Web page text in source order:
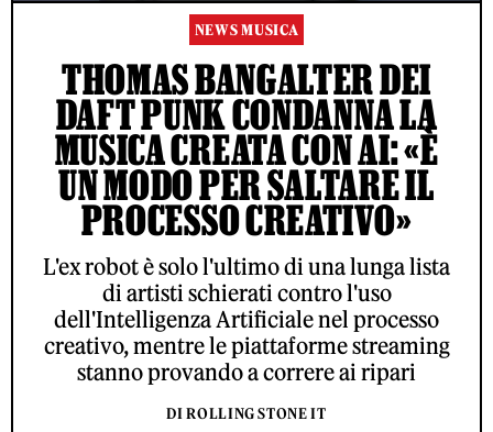
NEWS MUSICA
THOMAS BANGALTER DEI
DAFT PUNK CONDANNA LA
MUSICA CREATA CON AI: «È
UN MODO PER SALTARE IL
PROCESSO CREATIVO»
L'ex robot è solo l'ultimo di una lunga lista
di artisti schierati contro l'uso
dell'Intelligenza Artificiale nel processo
creativo, mentre le piattaforme streaming
stanno provando a correre ai ripari
DI ROLLING STONE IT